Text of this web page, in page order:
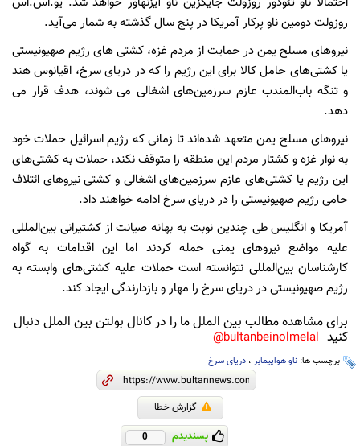
روزولت دومین ناو پرکار آمریکا در پنج سال گذشته به شمار می‌آید.
نیروهای مسلح یمن در حمایت از مردم غزه، کشتی های رژیم صهیونیستی
یا کشتی‌های حامل کالا برای این رژیم را که در دریای سرخ، اقیانوس هند
و تنگه باب‌المندب عازم سرزمین‌های اشغالی می شوند، هدف قرار می
دهد.
نیروهای مسلح یمن متعهد شده‌اند تا زمانی که رژیم اسرائیل حملات خود
به نوار غزه و کشتار مردم این منطقه را متوقف نکند، حملات به کشتی‌های
این رژیم یا کشتی‌های عازم سرزمین‌های اشغالی و کشتی نیروهای ائتلاف
حامی رژیم صهیونیستی را در دریای سرخ ادامه خواهند داد.
آمریکا و انگلیس طی چندین نوبت به بهانه صیانت از کشتیرانی بین‌المللی
علیه مواضع نیروهای یمنی حمله کردند اما این اقدامات به گواه
کارشناسان بین‌المللی نتوانسته است حملات علیه کشتی‌های وابسته به
رژیم صهیونیستی در دریای سرخ را مهار و بازدارندگی ایجاد کند.
برای مشاهده مطالب بین الملل ما را در کانال بولتن بین الملل دنبال
کنید bultanbeinolmelal@
برچسب ها: ناو هواپیمابر ، دریای سرخ
گزارش خطا
پسندیدم 0